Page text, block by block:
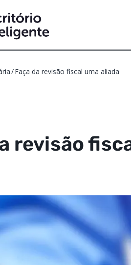
Faça da revisão fiscal uma aliada
revisão